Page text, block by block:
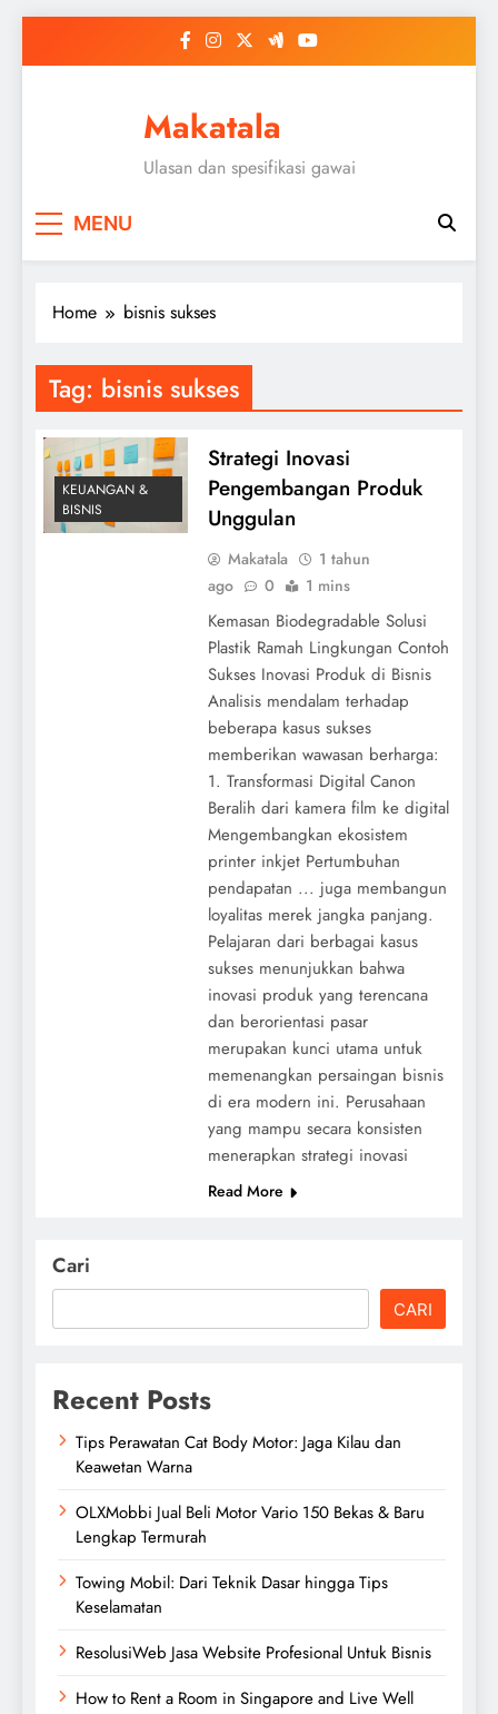
Makatala
Ulasan dan spesifikasi gawai
MENU
Home bisnis sukses
Tag: bisnis sukses
KEUANGAN &
BISNIS
Strategi Inovasi
Pengembangan Produk
Unggulan
Makatala
1 tahun
ago
0 1 mins
Kemasan Biodegradable Solusi
Plastik Ramah Lingkungan Contoh
Sukses Inovasi Produk di Bisnis
Analisis mendalam terhadap
beberapa kasus sukses
memberikan wawasan berharga:
1. Transformasi Digital Canon
Beralih dari kamera film ke digital
Mengembangkan ekosistem
printer inkjet Pertumbuhan
pendapatan ... juga membangun
loyalitas merek jangka panjang.
Pelajaran dari berbagai kasus
sukses menunjukkan bahwa
inovasi produk yang terencana
dan berorientasi pasar
merupakan kunci utama untuk
memenangkan persaingan bisnis
di era modern ini. Perusahaan
yang mampu secara konsisten
menerapkan strategi inovasi
Read More
Cari
CARI
Recent Posts
Tips Perawatan Cat Body Motor: Jaga Kilau dan
Keawetan Warna
OLXMobbi Jual Beli Motor Vario 150 Bekas & Baru
Lengkap Termurah
Towing Mobil: Dari Teknik Dasar hingga Tips
Keselamatan
ResolusiWeb Jasa Website Profesional Untuk Bisnis
How to Rent a Room in Singapore and Live Well